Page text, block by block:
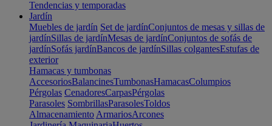
Tendencias y temporadas
Jardín
Muebles de jardín Set de jardínConjuntos de mesas y sillas de
jardínSillas de jardínMesas de jardínConjuntos de sofás de
jardínSofás jardínBancos de jardínSillas colgantesEstufas de
exterior
Hamacas y tumbonas
AccesoriosBalancinesTumbonasHamacasColumpios
Pérgolas CenadoresCarpasPérgolas
Parasoles SombrillasParasolesToldos
Almacenamiento ArmariosArcones